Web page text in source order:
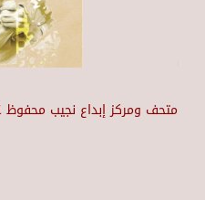
متحف ومركز إبداع نجيب محفوظ ١١٤ عاماً على ميلاد صاحب الثلاثية